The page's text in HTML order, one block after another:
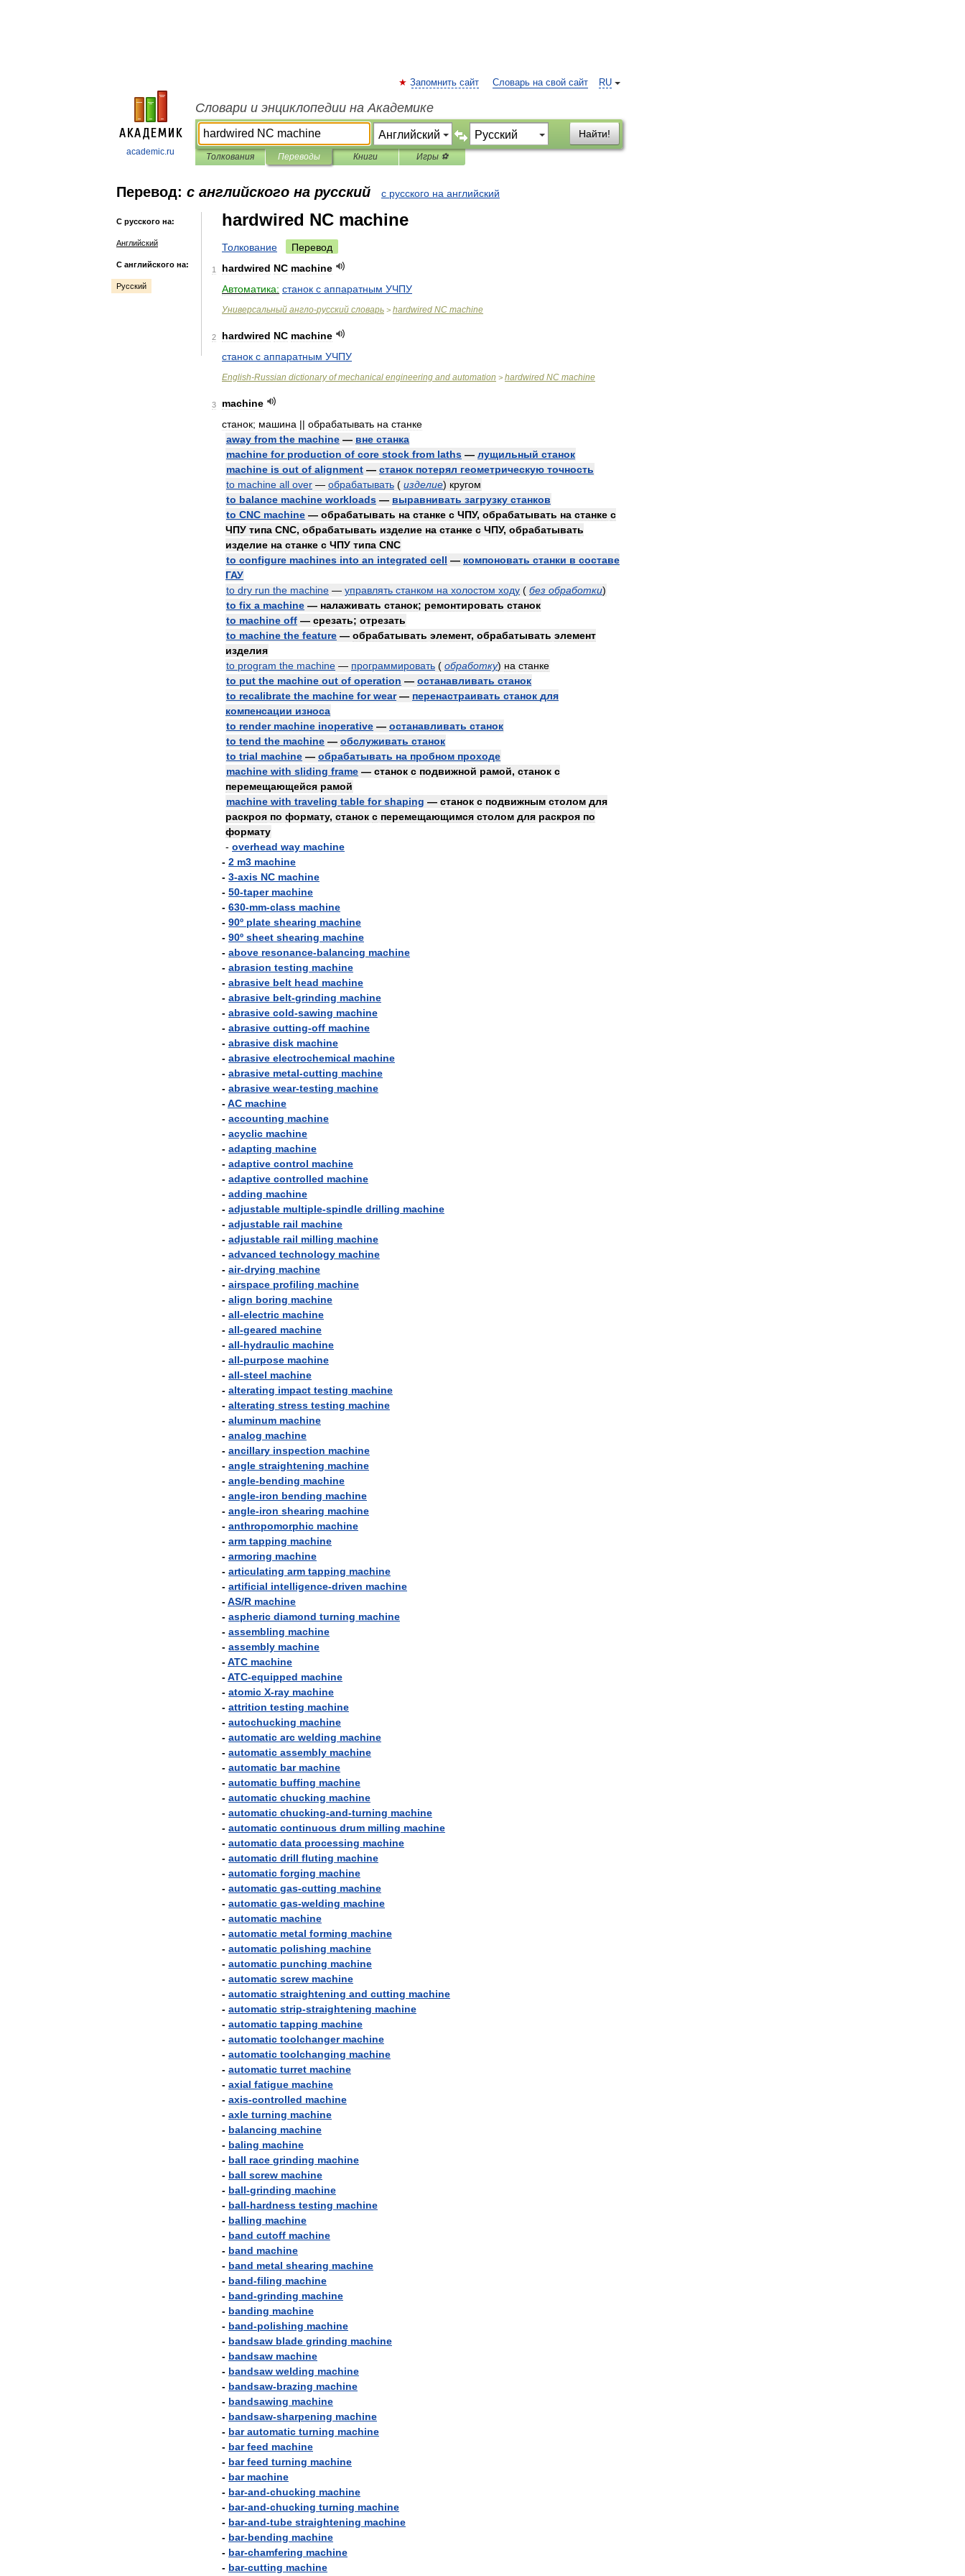
academic.ru
RU
Запомнить сайт Словарь на свой сайт
Словари и энциклопедии на Академике
Найти!
Толкования Переводы Книги Игры ⚽
Перевод: с английского на русский с русского на английский
С русского на:
Английский
С английского на:
Русский
hardwired NC machine
Толкование Перевод
1 hardwired NC machine
Автоматика: станок с аппаратным УЧПУ
Универсальный англо-русский словарь > hardwired NC machine
2 hardwired NC machine
станок с аппаратным УЧПУ
English-Russian dictionary of mechanical engineering and automation > hardwired NC machine
3
machine
станок; машина || обрабатывать на станке
away from the machine — вне станка
machine for production of core stock from laths — лущильный станок
machine is out of alignment — станок потерял геометрическую точность
to machine all over — обрабатывать ( изделие) кругом
to balance machine workloads — выравнивать загрузку станков
to CNC machine — обрабатывать на станке с ЧПУ, обрабатывать на станке с
ЧПУ типа CNC, обрабатывать изделие на станке с ЧПУ, обрабатывать
изделие на станке с ЧПУ типа CNC
to configure machines into an integrated cell — компоновать станки в составе
ГАУ
to dry run the machine — управлять станком на холостом ходу ( без обработки)
to fix a machine — налаживать станок; ремонтировать станок
to machine off — срезать; отрезать
to machine the feature — обрабатывать элемент, обрабатывать элемент
изделия
to program the machine — программировать ( обработку) на станке
to put the machine out of operation — останавливать станок
to recalibrate the machine for wear— перенастраивать станок для
компенсации износа
to render machine inoperative — останавливать станок
to tend the machine — обслуживать станок
to trial machine — обрабатывать на пробном проходе
machine with sliding frame — станок с подвижной рамой, станок с
перемещающейся рамой
machine with traveling table for shaping — станок с подвижным столом для
раскроя по формату, станок с перемещающимся столом для раскроя по
формату
- overhead way machine
- 2 m3 machine
- 3-axis NC machine
- 50-taper machine
- 630-mm-class machine
- 90º plate shearing machine
- 90º sheet shearing machine
- above resonance-balancing machine
- abrasion testing machine
- abrasive belt head machine
- abrasive belt-grinding machine
- abrasive cold-sawing machine
- abrasive cutting-off machine
- abrasive disk machine
- abrasive electrochemical machine
- abrasive metal-cutting machine
- abrasive wear-testing machine
-AC machine
- accounting machine
- acyclic machine
- adapting machine
- adaptive control machine
- adaptive controlled machine
- adding machine
- adjustable multiple-spindle drilling machine
- adjustable rail machine
- adjustable rail milling machine
- advanced technology machine
- air-drying machine
- airspace profiling machine
- align boring machine
- all-electric machine
- all-geared machine
- all-hydraulic machine
- all-purpose machine
- all-steel machine
- alterating impact testing machine
- alterating stress testing machine
- aluminum machine
- analog machine
- ancillary inspection machine
- angle straightening machine
- angle-bending machine
- angle-iron bending machine
- angle-iron shearing machine
- anthropomorphic machine
- arm tapping machine
- armoring machine
- articulating arm tapping machine
- artificial intelligence-driven machine
-AS/R machine
- aspheric diamond turning machine
- assembling machine
- assembly machine
-ATC machine
-ATC-equipped machine
- atomic X-ray machine
- attrition testing machine
- autochucking machine
- automatic arc welding machine
- automatic assembly machine
- automatic bar machine
- automatic buffing machine
- automatic chucking machine
- automatic chucking-and-turning machine
- automatic continuous drum milling machine
- automatic data processing machine
- automatic drill fluting machine
- automatic forging machine
- automatic gas-cutting machine
- automatic gas-welding machine
- automatic machine
- automatic metal forming machine
- automatic polishing machine
- automatic punching machine
- automatic screw machine
- automatic straightening and cutting machine
- automatic strip-straightening machine
- automatic tapping machine
- automatic toolchanger machine
- automatic toolchanging machine
- automatic turret machine
- axial fatigue machine
- axis-controlled machine
- axle turning machine
- balancing machine
- baling machine
- ball race grinding machine
- ball screw machine
- ball-grinding machine
- ball-hardness testing machine
- balling machine
- band cutoff machine
- band machine
- band metal shearing machine
- band-filing machine
- band-grinding machine
- banding machine
- band-polishing machine
- bandsaw blade grinding machine
- bandsaw machine
- bandsaw welding machine
- bandsaw-brazing machine
- bandsawing machine
- bandsaw-sharpening machine
- bar automatic turning machine
- bar feed machine
- bar feed turning machine
- bar machine
- bar-and-chucking machine
- bar-and-chucking turning machine
- bar-and-tube straightening machine
- bar-bending machine
- bar-chamfering machine
- bar-cutting machine